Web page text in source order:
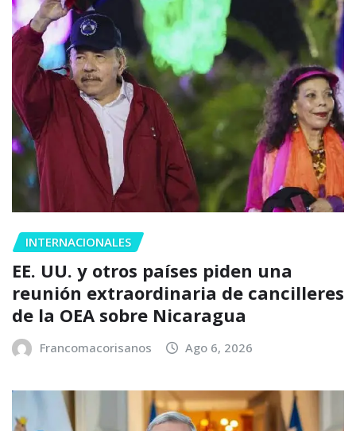
INTERNACIONALES
EE. UU. y otros países piden una
reunión extraordinaria de cancilleres
de la OEA sobre Nicaragua
Francomacorisanos Ago 6, 2026